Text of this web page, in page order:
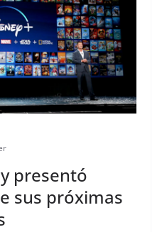
presentó
sus próximas